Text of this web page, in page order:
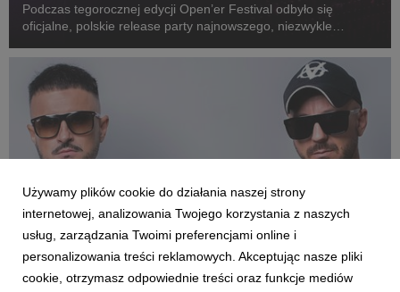
Podczas tegorocznej edycji Open’er Festival odbyło się
oficjalne, polskie release party najnowszego, niezwykle
„CLUB CONFESSIONS”. Gościem specjalnym wyda...
AKTUALNOŚCI
Używamy plików cookie do działania naszej strony
internetowej, analizowania Twojego korzystania z naszych
usług, zarządzania Twoimi preferencjami online i
personalizowania treści reklamowych. Akceptując nasze pliki
cookie, otrzymasz odpowiednie treści oraz funkcje mediów